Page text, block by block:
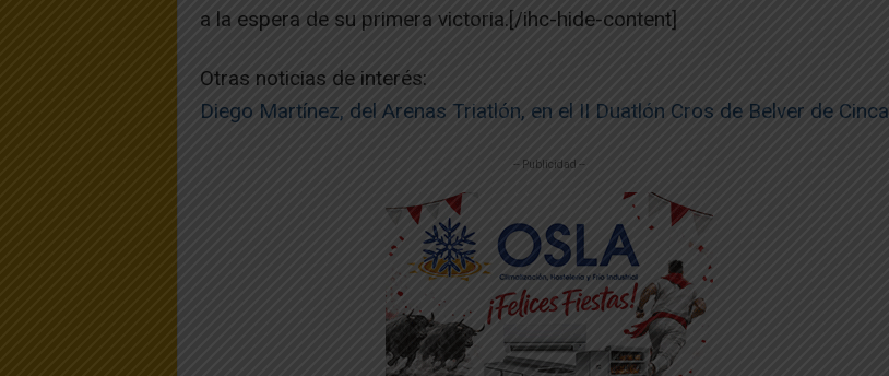
a la espera de su primera victoria.[/ihc-hide-content]
Otras noticias de interés:
Diego Martínez, del Arenas Triatlón, en el II Duatlón Cros de Belver de Cinca
-- Publicidad --